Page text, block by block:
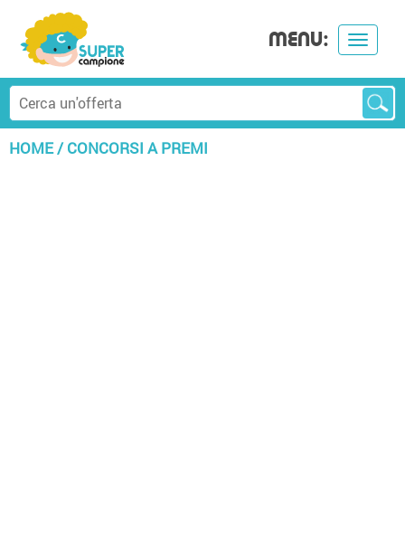
Toggle
MENU:
HOME/CONCORSI A PREMI